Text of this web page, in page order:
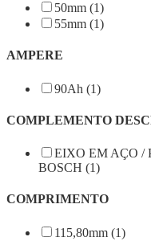
50mm (1)
55mm (1)
AMPERE
90Ah (1)
COMPLEMENTO
EIXO EM AÇO /
BOSCH (1)
COMPRIMENTO
115,80mm (1)